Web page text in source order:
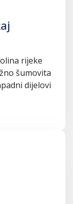
rijeke
šumovita
dijelovi